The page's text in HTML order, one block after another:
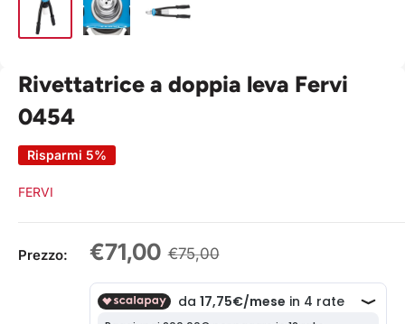
Rivettatrice a doppia leva Fervi
0454
Risparmi 5%
FERVI
Prezzo:
Prezzo
€71,00 Prezzo
€75,00